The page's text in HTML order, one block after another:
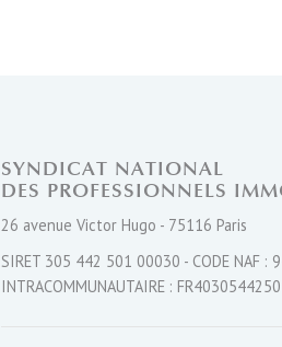
SYNDICAT NATIONAL
DES PROFESSIONNELS
26 avenue Victor Hugo - 75116 Paris
SIRET 305 442 501 00030 - CODE NAF :
INTRACOMMUNAUTAIRE :